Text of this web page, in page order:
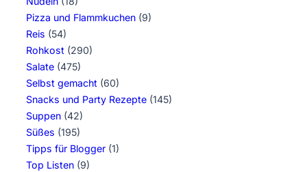
Pizza und Flammkuchen (9)
Reis (54)
Rohkost (290)
Salate (475)
Selbst gemacht (60)
Snacks und Party Rezepte (145)
Suppen (42)
Süßes (195)
Tipps für Blogger (1)
Top Listen (9)